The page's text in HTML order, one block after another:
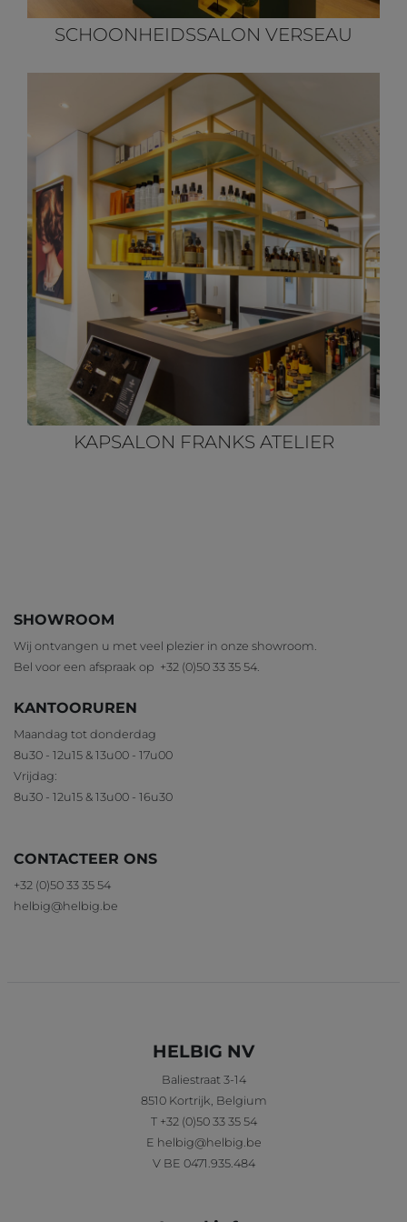
SCHOONHEIDSSALON VERSEAU
KAPSALON FRANKS ATELIER
SHOWROOM
Wij ontvangen u met veel plezier in onze showroom.
Bel voor een afspraak op +32 (0)50 33 35 54.
KANTOORUREN
Maandag tot donderdag
8u30 - 12u15 & 13u00 - 17u00
Vrijdag:
8u30 - 12u15 & 13u00 - 16u30
CONTACTEER ONS
+32 (0)50 33 35 54
helbig@helbig.be
HELBIG NV
Baliestraat 3-14
8510 Kortrijk, Belgium
T +32 (0)50 33 35 54
E helbig@helbig.be
V BE 0471.935.484